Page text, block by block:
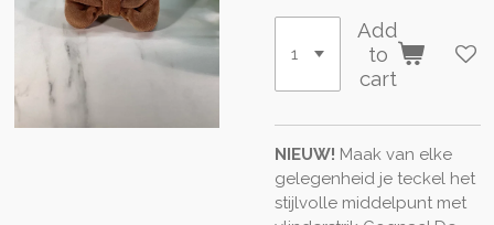
Add
to
cart
NIEUW! Maak van elke
gelegenheid je teckel het
stijlvolle middelpunt met